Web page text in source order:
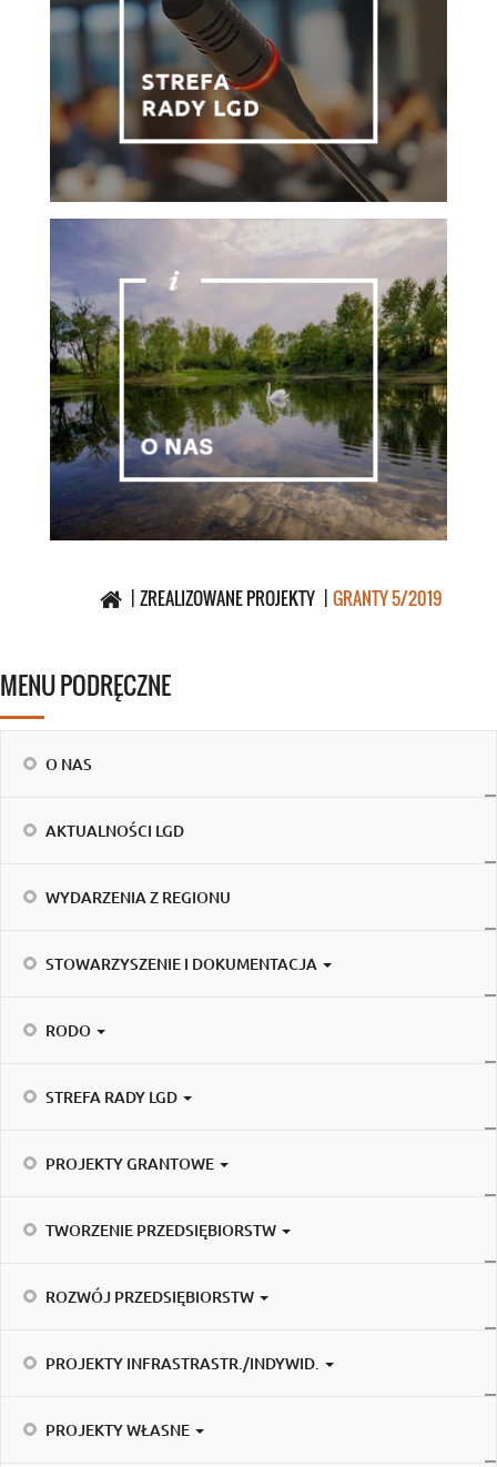
ZREALIZOWANE PROJEKTY GRANTY 5/2019
MENU PODRĘCZNE
O NAS
AKTUALNOŚCI LGD
WYDARZENIA Z REGIONU
STOWARZYSZENIE I DOKUMENTACJA
RODO
STREFA RADY LGD
PROJEKTY GRANTOWE
TWORZENIE PRZEDSIĘBIORSTW
ROZWÓJ PRZEDSIĘBIORSTW
PROJEKTY INFRASTRASTR./INDYWID.
PROJEKTY WŁASNE